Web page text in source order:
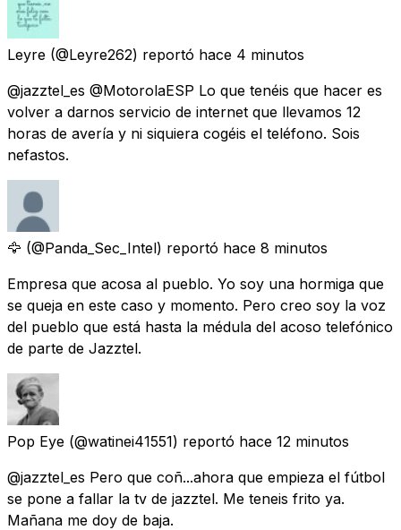
Leyre (@Leyre262) reportó hace 4 minutos
@jazztel_es @MotorolaESP Lo que tenéis que hacer es
volver a darnos servicio de internet que llevamos 12
horas de avería y ni siquiera cogéis el teléfono. Sois
nefastos.
🦅 (@Panda_Sec_Intel) reportó hace 8 minutos
Empresa que acosa al pueblo. Yo soy una hormiga que
se queja en este caso y momento. Pero creo soy la voz
del pueblo que está hasta la médula del acoso telefónico
de parte de Jazztel.
Pop Eye (@watinei41551) reportó hace 12 minutos
@jazztel_es Pero que coñ...ahora que empieza el fútbol
se pone a fallar la tv de jazztel. Me teneis frito ya.
Mañana me doy de baja.